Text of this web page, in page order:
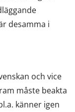
desamma i
och vice
måste beakta
känner igen